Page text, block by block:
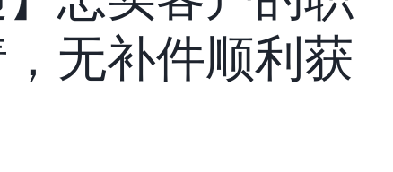
无补件顺利获